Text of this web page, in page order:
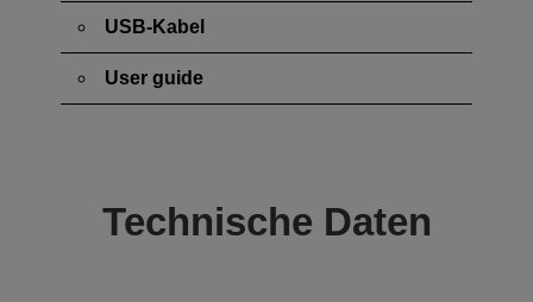
USB-Kabel
User guide
Technische Daten